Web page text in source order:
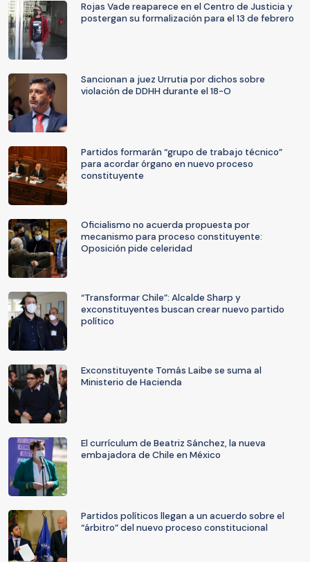
Rojas Vade reaparece en el Centro de Justicia y
postergan su formalización para el 13 de febrero
Sancionan a juez Urrutia por dichos sobre
violación de DDHH durante el 18-O
Partidos formarán “grupo de trabajo técnico”
para acordar órgano en nuevo proceso
constituyente
Oficialismo no acuerda propuesta por
mecanismo para proceso constituyente:
Oposición pide celeridad
“Transformar Chile”: Alcalde Sharp y
exconstituyentes buscan crear nuevo partido
político
Exconstituyente Tomás Laibe se suma al
Ministerio de Hacienda
El currículum de Beatriz Sánchez, la nueva
embajadora de Chile en México
Partidos políticos llegan a un acuerdo sobre el
“árbitro” del nuevo proceso constitucional